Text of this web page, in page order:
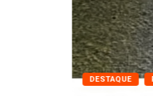
POLÍCIA